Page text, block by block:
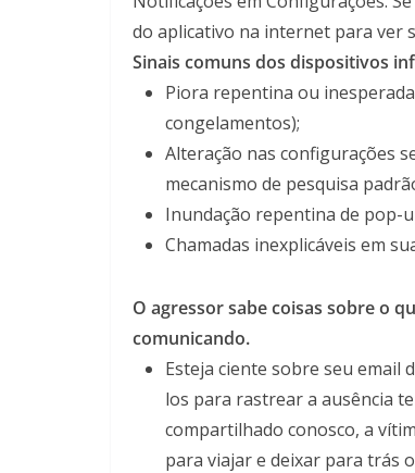
do aplicativo na internet para ver
Sinais comuns dos dispositivos
Piora repentina ou
congelamentos);
Alteração nas configurações
mecanismo de pesquisa
Inundação repentina de pop-
Chamadas inexplicáveis em
O agressor sabe coisas sobre o
comunicando.
Esteja ciente sobre seu email
los para rastrear a ausência
compartilhado conosco, a
para viajar e deixar para trás